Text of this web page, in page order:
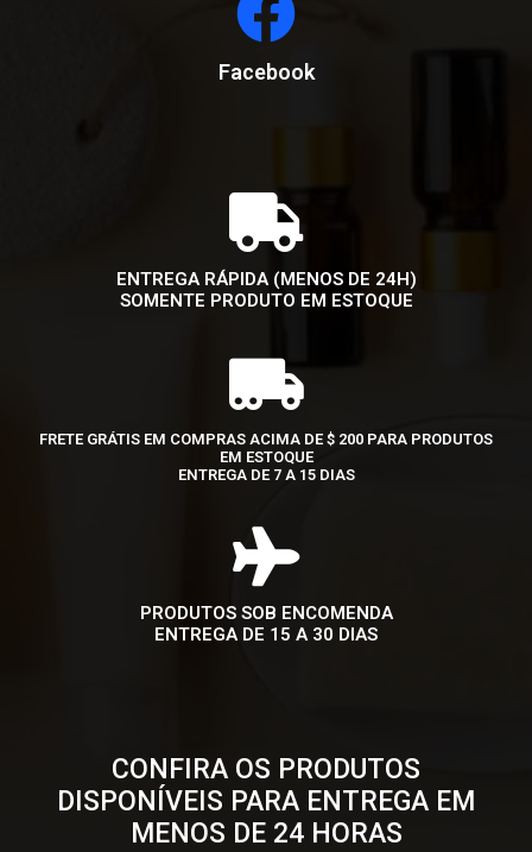
Facebook
ENTREGA RÁPIDA (MENOS DE 24H)
SOMENTE PRODUTO EM ESTOQUE
FRETE GRÁTIS EM COMPRAS ACIMA DE $ 200 PARA PRODUTOS
EM ESTOQUE
ENTREGA DE 7 A 15 DIAS
PRODUTOS SOB ENCOMENDA
ENTREGA DE 15 A 30 DIAS
CONFIRA OS PRODUTOS
DISPONÍVEIS PARA ENTREGA EM
MENOS DE 24 HORAS